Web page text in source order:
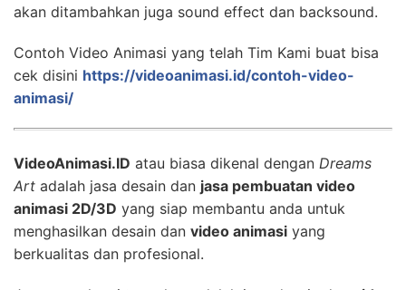
akan ditambahkan juga sound effect dan backsound.
Contoh Video Animasi yang telah Tim Kami buat bisa
cek disini https://videoanimasi.id/contoh-video-
animasi/
VideoAnimasi.ID atau biasa dikenal dengan Dreams
Art adalah jasa desain dan jasa pembuatan video
animasi 2D/3D yang siap membantu anda untuk
menghasilkan desain dan video animasi yang
berkualitas dan profesional.